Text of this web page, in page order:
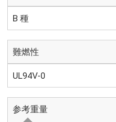
B 種
難燃性
UL94V-0
参考重量